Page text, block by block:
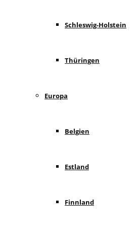
Schleswig-Holstein
Thüringen
Europa
Belgien
Estland
Finnland